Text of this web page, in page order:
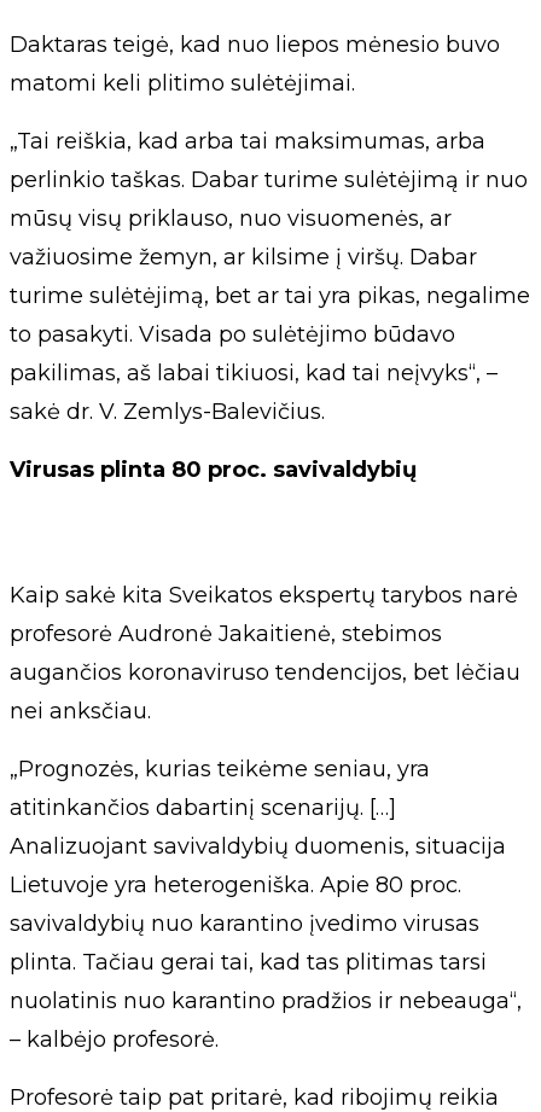
Daktaras teigė, kad nuo liepos mėnesio buvo
matomi keli plitimo sulėtėjimai.
„Tai reiškia, kad arba tai maksimumas, arba
perlinkio taškas. Dabar turime sulėtėjimą ir nuo
mūsų visų priklauso, nuo visuomenės, ar
važiuosime žemyn, ar kilsime į viršų. Dabar
turime sulėtėjimą, bet ar tai yra pikas, negalime
to pasakyti. Visada po sulėtėjimo būdavo
pakilimas, aš labai tikiuosi, kad tai neįvyks“, –
sakė dr. V. Zemlys-Balevičius.
Virusas plinta 80 proc. savivaldybių
Kaip sakė kita Sveikatos ekspertų tarybos narė
profesorė Audronė Jakaitienė, stebimos
augančios koronaviruso tendencijos, bet lėčiau
nei anksčiau.
„Prognozės, kurias teikėme seniau, yra
atitinkančios dabartinį scenarijų. […]
Analizuojant savivaldybių duomenis, situacija
Lietuvoje yra heterogeniška. Apie 80 proc.
savivaldybių nuo karantino įvedimo virusas
plinta. Tačiau gerai tai, kad tas plitimas tarsi
nuolatinis nuo karantino pradžios ir nebeauga“,
– kalbėjo profesorė.
Profesorė taip pat pritarė, kad ribojimų reikia